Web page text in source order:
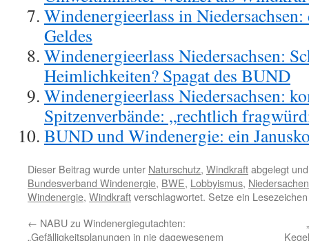
Windenergieerlass in
Geldes
Windenergieerlass Niedersachsen:
Heimlichkeiten? Spagat des BUND
Windenergieerlass Niedersachsen:
Spitzenverbände: „rechtlich
BUND und Windenergie: ein
Dieser Beitrag wurde unter Naturschutz, Windkraftabgelegt
Bundesverband Windenergie, BWE, Lobbyismus, Niedersachen
Windenergie, Windkraftverschlagwortet. Setze ein
← NABU zu Windenergiegutachten:
„Gefälligkeitsplanungen in nie dagewesenem